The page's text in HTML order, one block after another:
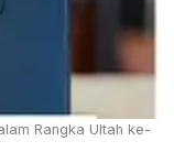
Rangka Ultah ke-